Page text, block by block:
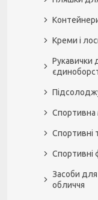
Креми і
Рукавички
Спортивна
Спортивні
Спортивні
Засоби
обличчя